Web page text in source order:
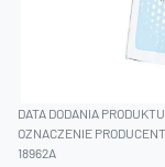
DATA DODANIA
OZNACZENIE
18962A